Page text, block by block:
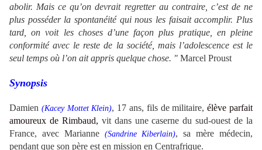
abolir. Mais ce qu’on devrait regretter au contraire, c’est de ne
plus posséder la spontanéité qui nous les faisait accomplir. Plus
tard, on voit les choses d’une façon plus pratique, en pleine
conformité avec le reste de la société, mais l’adolescence est le
seul temps où l’on ait appris quelque chose. " Marcel Proust
Synopsis
Damien (Kacey Mottet Klein), 17 ans, fils de militaire,élève parfait
amoureux de Rimbaud, vit dans une caserne du sud-ouest de la
France, avec Marianne (Sandrine Kiberlain), sa mère médecin,
pendant que son père est en mission en Centrafrique.